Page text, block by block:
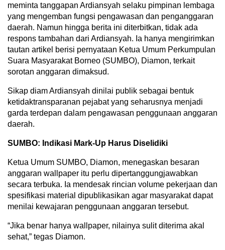
meminta tanggapan Ardiansyah selaku pimpinan lembaga
yang mengemban fungsi pengawasan dan penganggaran
daerah. Namun hingga berita ini diterbitkan, tidak ada
respons tambahan dari Ardiansyah. Ia hanya mengirimkan
tautan artikel berisi pernyataan Ketua Umum Perkumpulan
Suara Masyarakat Borneo (SUMBO), Diamon, terkait
sorotan anggaran dimaksud.
Sikap diam Ardiansyah dinilai publik sebagai bentuk
ketidaktransparanan pejabat yang seharusnya menjadi
garda terdepan dalam pengawasan penggunaan anggaran
daerah.
SUMBO: Indikasi Mark-Up Harus Diselidiki
Ketua Umum SUMBO, Diamon, menegaskan besaran
anggaran wallpaper itu perlu dipertanggungjawabkan
secara terbuka. Ia mendesak rincian volume pekerjaan dan
spesifikasi material dipublikasikan agar masyarakat dapat
menilai kewajaran penggunaan anggaran tersebut.
“Jika benar hanya wallpaper, nilainya sulit diterima akal
sehat,” tegas Diamon.